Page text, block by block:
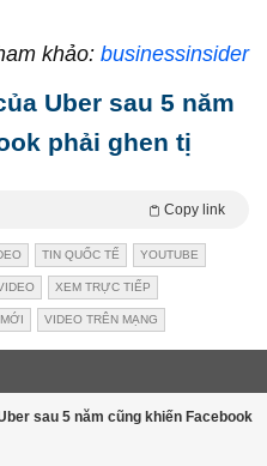
khảo: businessinsider
Uber sau 5 năm
phải ghen tị
Copy link
TIN QUỐC TẾ YOUTUBE
XEM TRỰC TIẾP
VIDEO TRÊN MẠNG
sau 5 năm cũng khiến Facebook